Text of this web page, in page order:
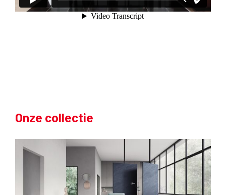
Onze collectie